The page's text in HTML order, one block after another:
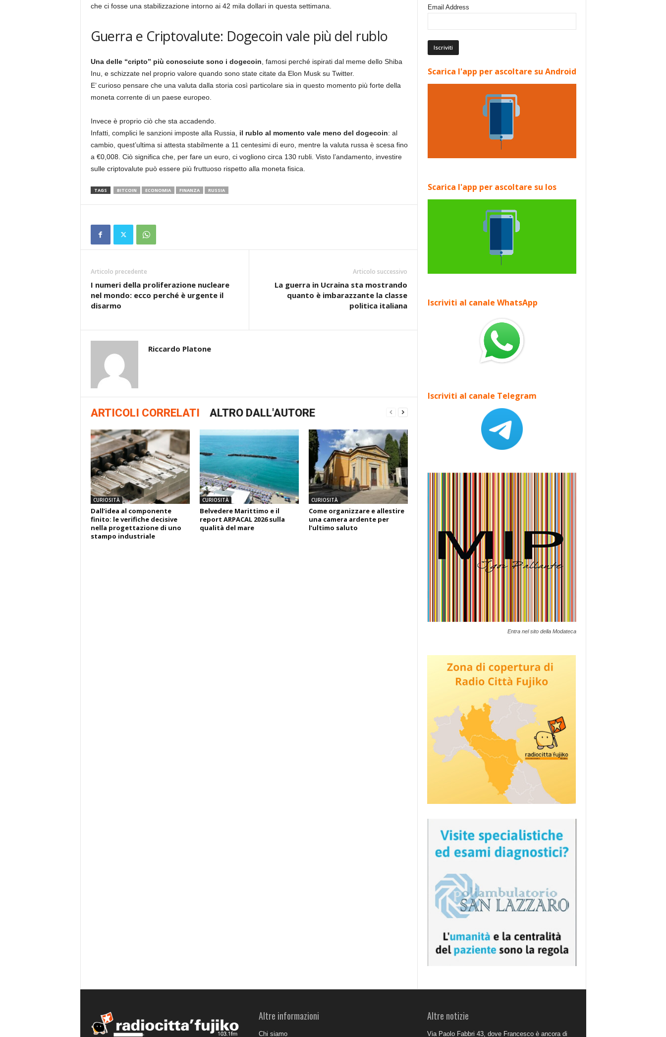
che ci fosse una stabilizzazione intorno ai 42 mila dollari in questa settimana.
Guerra e Criptovalute: Dogecoin vale più del rublo
Una delle “cripto” più conosciute sono i dogecoin , famosi perché ispirati dal meme dello Shiba
Inu, e schizzate nel proprio valore quando sono state citate da Elon Musk su Twitter.
E’ curioso pensare che una valuta dalla storia così particolare sia in questo momento più forte della
moneta corrente di un paese europeo.
Invece è proprio ciò che sta accadendo.
Infatti, complici le sanzioni imposte alla Russia, il rublo al momento vale meno del dogecoin: al
cambio, quest’ultima si attesta stabilmente a 11 centesimi di euro, mentre la valuta russa è scesa fino
a €0,008. Ciò significa che, per fare un euro, ci vogliono circa 130 rubli. Visto l’andamento, investire
sulle criptovalute può essere più fruttuoso rispetto alla moneta fisica.
TAGS BITCOIN ECONOMIA FINANZA RUSSIA
Articolo precedente
I numeri della proliferazione nucleare
nel mondo: ecco perché è urgente il
disarmo
Articolo successivo
La guerra in Ucraina sta mostrando
quanto è imbarazzante la classe
politica italiana
Riccardo Platone
ARTICOLI CORRELATI ALTRO DALL'AUTORE
CURIOSITÀ
Dall’idea al componente
finito: le verifiche decisive
nella progettazione di uno
stampo industriale
CURIOSITÀ
Belvedere Marittimo e il
report ARPACAL 2026 sulla
qualità del mare
CURIOSITÀ
Come organizzare e allestire
una camera ardente per
l’ultimo saluto
Email Address
Scarica l'app per ascoltare su Android
Scarica l'app per ascoltare su Ios
Iscriviti al canale WhatsApp
Iscriviti al canale Telegram
Entra nel sito della Modateca
Altre informazioni
Chi siamo
Altre notizie
Via Paolo Fabbri 43, dove Francesco è ancora di